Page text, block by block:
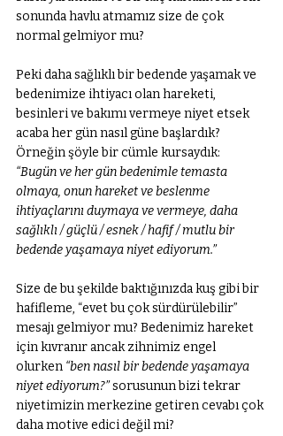
sonunda havlu atmamız size de çok
normal gelmiyor mu?
Peki daha sağlıklı bir bedende yaşamak ve
bedenimize ihtiyacı olan hareketi,
besinleri ve bakımı vermeye niyet etsek
acaba her gün nasıl güne başlardık?
Örneğin şöyle bir cümle kursaydık:
“Bugün ve her gün bedenimle temasta
olmaya, onun hareket ve beslenme
ihtiyaçlarını duymaya ve vermeye, daha
sağlıklı / güçlü / esnek / hafif / mutlu bir
bedende yaşamaya niyet ediyorum.”
Size de bu şekilde baktığınızda kuş gibi bir
hafifleme, “evet bu çok sürdürülebilir”
mesajı gelmiyor mu? Bedenimiz hareket
için kıvranır ancak zihnimiz engel
olurken “ben nasıl bir bedende yaşamaya
niyet ediyorum?” sorusunun bizi tekrar
niyetimizin merkezine getiren cevabı çok
daha motive edici değil mi?